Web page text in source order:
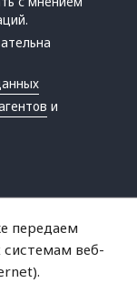
и
передаем
системам веб-